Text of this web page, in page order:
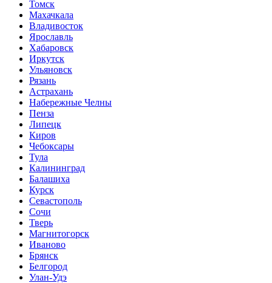
Томск
Махачкала
Владивосток
Ярославль
Хабаровск
Иркутск
Ульяновск
Рязань
Астрахань
Набережные Челны
Пенза
Липецк
Киров
Чебоксары
Тула
Калининград
Балашиха
Курск
Севастополь
Сочи
Тверь
Магнитогорск
Иваново
Брянск
Белгород
Улан-Удэ